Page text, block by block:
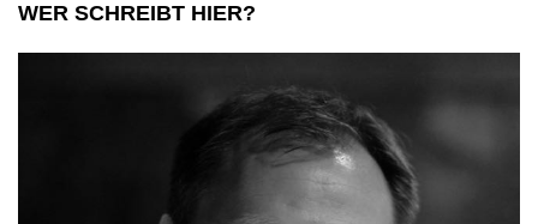
WER SCHREIBT HIER?